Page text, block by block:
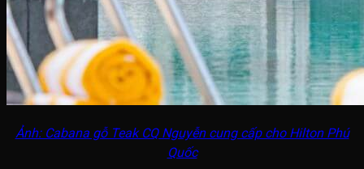
Ảnh: Cabana gỗ Teak CQ Nguyễn cung cấp cho Hilton Phú
Quốc